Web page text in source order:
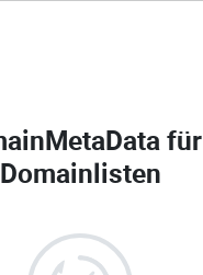
für
Domainlisten